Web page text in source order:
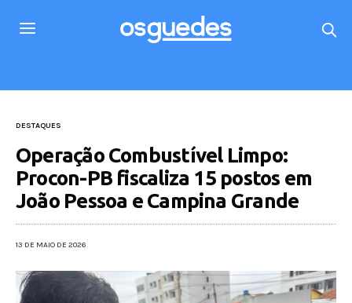
DESTAQUES
Operação Combustível Limpo:
Procon-PB fiscaliza 15 postos em
João Pessoa e Campina Grande
13 DE MAIO DE 2026